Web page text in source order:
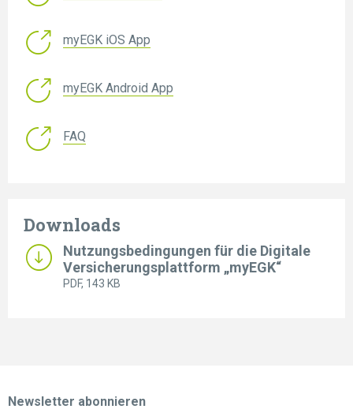
myEGK iOS App
myEGK Android App
FAQ
Downloads
Nutzungsbedingungen für die Digitale
Versicherungsplattform „myEGK“
PDF, 143 KB
Newsletter abonnieren